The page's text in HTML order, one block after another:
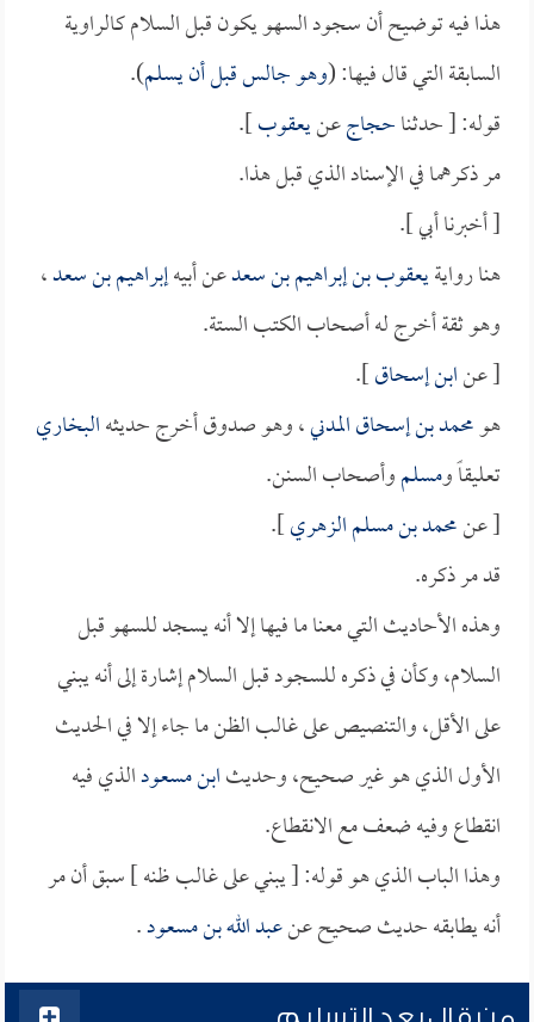
هذا فيه توضيح أن سجود السهو يكون قبل السلام كالراوية
السابقة التي قال فيها: (وهو جالس قبل أن يسلم).
قوله: [ حدثناحجاجعنيعقوب].
مر ذكرهما في الإسناد الذي قبل هذا.
[ أخبرنا أبي ].
هنا روايةيعقوب بن إبراهيم بن سعدعن أبيهإبراهيم بن سعد،
وهو ثقة أخرج له أصحاب الكتب الستة.
[ عنابن إسحاق].
هومحمد بن إسحاق المدني، وهو صدوق أخرج حديثهالبخاري
تعليقاً ومسلموأصحاب السنن.
[ عنمحمد بن مسلم الزهري].
قد مر ذكره.
وهذه الأحاديث التي معنا ما فيها إلا أنه يسجد للسهو قبل
السلام، وكأن في ذكره للسجود قبل السلام إشارة إلى أنه يبني
على الأقل، والتنصيص على غالب الظن ما جاء إلا في الحديث
الأول الذي هو غير صحيح، وحديثابن مسعودالذي فيه
انقطاع وفيه ضعف مع الانقطاع.
وهذا الباب الذي هو قوله: [ يبني على غالب ظنه ] سبق أن مر
أنه يطابقه حديث صحيح عنعبد الله بن مسعود.